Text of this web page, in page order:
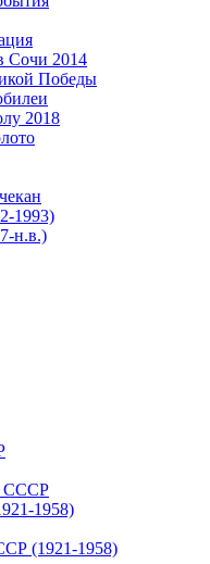
Сочи 2014
Победы
2018
1993)
н.в.)
СССР
1958)
(1921-1958)